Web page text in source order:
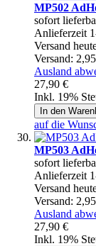
MP502
sofort
Anlieferzeit
Versand
Versand:
Ausland
27,90 €
Inkl. 19%
In den
auf die
MP503
sofort
Anlieferzeit
Versand
Versand:
Ausland
27,90 €
Inkl. 19%